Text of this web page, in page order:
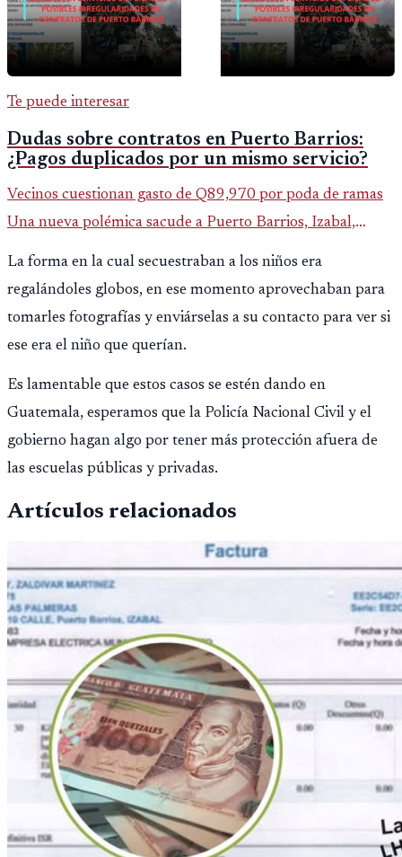
Te puede interesar
Dudas sobre contratos en Puerto Barrios:
¿Pagos duplicados por un mismo servicio?
Vecinos cuestionan gasto de Q89,970 por poda de ramas
Una nueva polémica sacude a Puerto Barrios, Izabal,
luego de que saliera a la luz un contrato municipal que
asigna casi Q90 mi
La forma en la cual secuestraban a los niños era
regalándoles globos, en ese momento aprovechaban para
tomarles fotografías y enviárselas a su contacto para ver si
ese era el niño que querían.
Es lamentable que estos casos se estén dando en
Guatemala, esperamos que la Policía Nacional Civil y el
gobierno hagan algo por tener más protección afuera de
las escuelas públicas y privadas.
Artículos relacionados